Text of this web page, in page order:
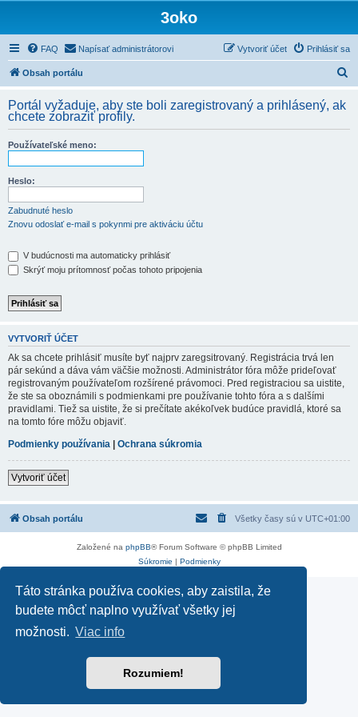
Táto stránka používa cookies, aby zaistila, že
budete môcť naplno využívať všetky jej
možnosti. Viac info
Rozumiem!
3oko
FAQ Napísať administrátorovi Prihlásiť sa
Vytvoriť účet
Obsah portálu
d
Portál vyžaduje, aby ste boli zaregistrovaný a prihlásený, ak
chcete zobraziť profily.
Používateľské meno:
Heslo:
Zabudnuté heslo
Znovu odoslať e-mail s pokynmi pre aktiváciu účtu
V budúcnosti ma automaticky prihlásiť
Skrýť moju prítomnosť počas tohoto pripojenia
VYTVORIŤ ÚČET
Ak sa chcete prihlásiť musíte byť najprv zaregsitrovaný. Registrácia trvá len
pár sekúnd a dáva vám väčšie možnosti. Administrátor fóra môže prideľovať
registrovaným používateľom rozšírené právomoci. Pred registraciou sa uistite,
že ste sa oboznámili s podmienkami pre používanie tohto fóra a s dalšími
pravidlami. Tiež sa uistite, že si prečítate akékoľvek budúce pravidlá, ktoré sa
na tomto fóre môžu objaviť.
Podmienky používania | Ochrana súkromia
Vytvoriť účet
Obsah portálu Všetky časy sú v UTC+01:00
Založené na phpBB® Forum Software © phpBB Limited
Súkromie | Podmienky